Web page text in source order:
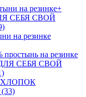
на резинке+
СЕБЯ СВОЙ
на резинке
на резинке
ДЛЯ СЕБЯ СВОЙ